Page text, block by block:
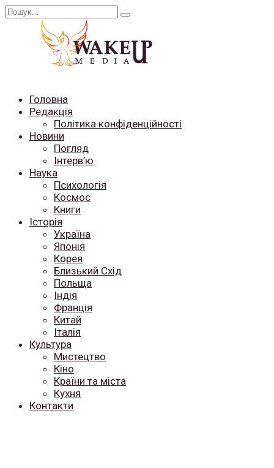
Перейти
Search
Головна
Редакція
Політика конфіденційності
Новини
Погляд
Інтерв’ю
Наука
Психологія
Космос
Книги
Історія
Україна
Японія
Корея
Близький Схід
Польща
Індія
Франція
Китай
Італія
Культура
Мистецтво
Кіно
Країни та міста
Кухня
Контакти